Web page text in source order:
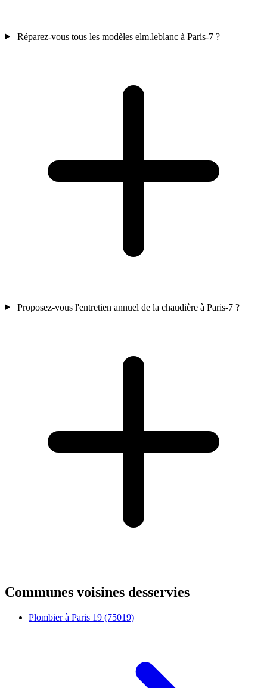
Réparez-vous tous les modèles elm.leblanc à Paris-7 ?
Proposez-vous l'entretien annuel de la chaudière à Paris-7 ?
Communes voisines desservies
Plombier à Paris 19 (75019)